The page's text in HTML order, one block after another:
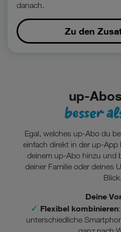
danach.
Zu den
up-
besser
Egal, welches up-Abo du
einfach direkt in der up-App
deinem up-Abo hinzu und
deiner Familie oder deines
Blick.
Deine
✓ Flexibel kombinieren
unterschiedliche